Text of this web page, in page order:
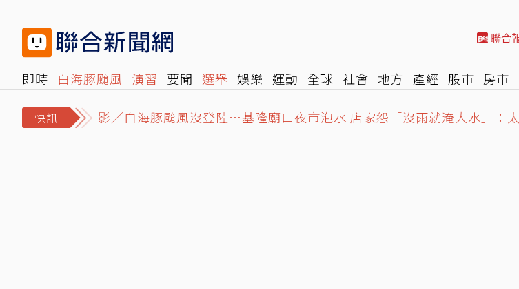
聯合
即時 白海豚颱風 演習 要聞 選舉 娛樂 運動 全球 社會 地方 產經 股市 房市
快訊
影／白海豚颱風沒登陸…基隆廟口夜市泡水 店家怨「沒雨就淹大水」：
AKIRA台北開唱「幽默模仿林志玲」！兒子無預警現聲萌爆了 20:24